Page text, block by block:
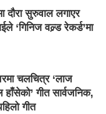
दौरा सुरुवाल लगाएर
‘गिनिज वल्र्ड रेकर्ड’मा
चलचित्र ‘लाज
हाँसेको’ गीत सार्वजनिक,
गीत